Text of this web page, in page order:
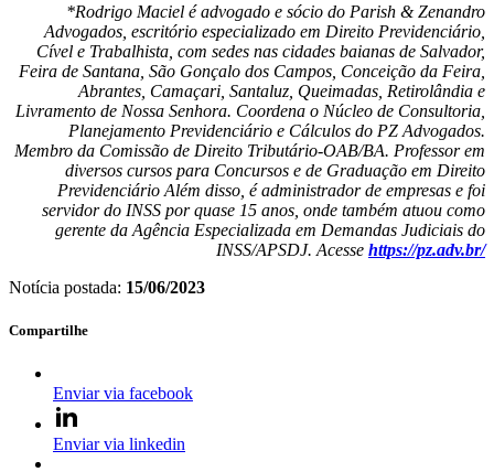
*Rodrigo Maciel é advogado e sócio do Parish & Zenandro
Advogados, escritório especializado em Direito Previdenciário,
Cível e Trabalhista, com sedes nas cidades baianas de Salvador,
Feira de Santana, São Gonçalo dos Campos, Conceição da Feira,
Abrantes, Camaçari, Santaluz, Queimadas, Retirolândia e
Livramento de Nossa Senhora. Coordena o Núcleo de Consultoria,
Planejamento Previdenciário e Cálculos do PZ Advogados.
Membro da Comissão de Direito Tributário-OAB/BA. Professor em
diversos cursos para Concursos e de Graduação em Direito
Previdenciário Além disso, é administrador de empresas e foi
servidor do INSS por quase 15 anos, onde também atuou como
gerente da Agência Especializada em Demandas Judiciais do
INSS/APSDJ. Acesse https://pz.adv.br/
Notícia postada: 15/06/2023
Compartilhe
Enviar via facebook
Enviar via linkedin